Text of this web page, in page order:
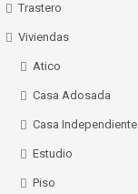
Trastero
Viviendas
Atico
Casa Adosada
Casa Independiente
Estudio
Piso